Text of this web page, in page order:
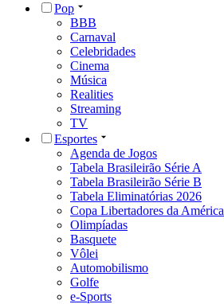
Pop
BBB
Carnaval
Celebridades
Cinema
Música
Realities
Streaming
TV
Esportes
Agenda de Jogos
Tabela Brasileirão Série A
Tabela Brasileirão Série B
Tabela Eliminatórias 2026
Copa Libertadores da América
Olimpíadas
Basquete
Vôlei
Automobilismo
Golfe
e-Sports